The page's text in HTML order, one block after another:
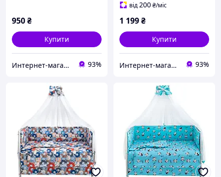
950₴
Купити
Интернет-магазин "GLADYS" 93%
від200₴/міс
1 199₴
Купити
Интернет-магазин "GLADYS" 93%